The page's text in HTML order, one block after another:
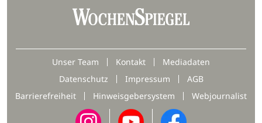
Unser Team Kontakt
Mediadaten
Datenschutz
Impressum
AGB
Barrierefreiheit
Hinweisgebersystem Webjournalist